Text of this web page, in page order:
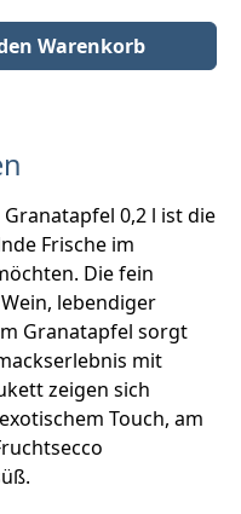
Wert ein oder benutze
Warenkorb
0,2 l ist die
Frische im
Die fein
lebendiger
Granatapfel sorgt
mit
zeigen sich
Touch, am